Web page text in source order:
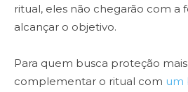
ritual, eles não chegarão com a
alcançar o objetivo.
Para quem busca proteção
complementar o ritual com um